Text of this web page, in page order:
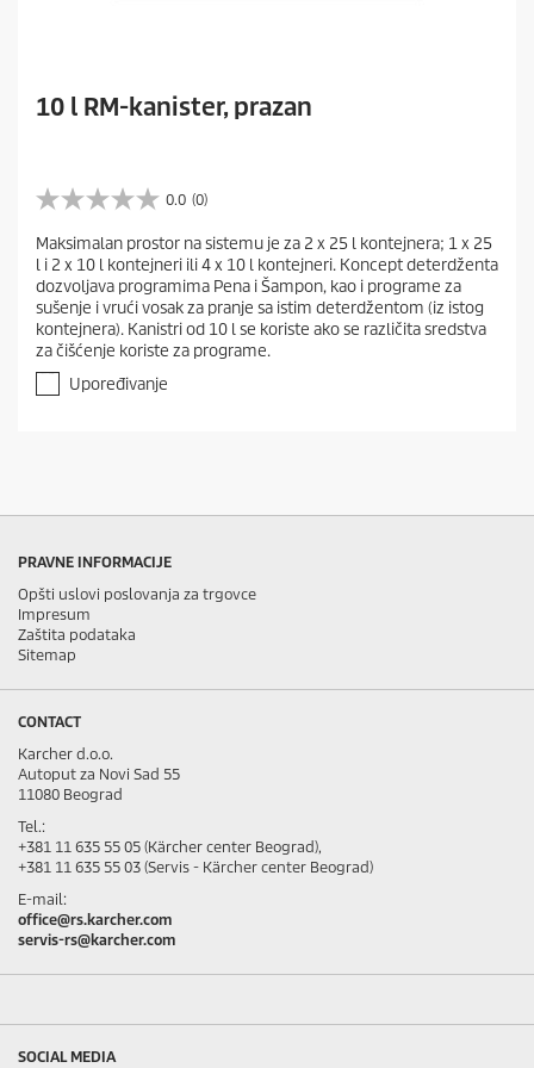
10 l RM-kanister, prazan
0.0 (0)
0
0
o
d
5
z
v
z
Maksimalan prostor na sistemu je za 2 x 25 l kontejnera; 1 x 25
l i 2 x 10 l kontejneri ili 4 x 10 l kontejneri. Koncept deterdženta
dozvoljava programima Pena i Šampon, kao i programe za
sušenje i vrući vosak za pranje sa istim deterdžentom (iz istog
kontejnera). Kanistri od 10 l se koriste ako se različita sredstva
za čišćenje koriste za programe.
Upoređivanje
PRAVNE INFORMACIJE
Opšti uslovi poslovanja za trgovce
Impresum
Zaštita podataka
Sitemap
CONTACT
Karcher d.o.o.
Autoput za Novi Sad 55
11080 Beograd
Tel.:
+381 11 635 55 05 (Kärcher center Beograd),
+381 11 635 55 03 (Servis - Kärcher center Beograd)
E-mail:
office@rs.karcher.com
servis-rs@karcher.com
SOCIAL MEDIA